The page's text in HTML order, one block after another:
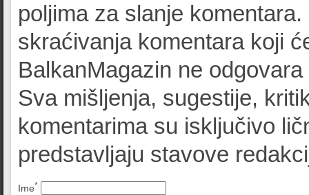
poljima za slanje
skraćivanja komentara koji
BalkanMagazin ne
Sva mišljenja, sugestije,
komentarima su isključivo
predstavljaju stavove
Ime*